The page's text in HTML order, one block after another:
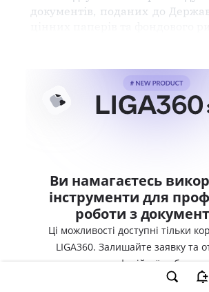
документів, поданих до
Ви намагаєтесь
інструменти для
роботи з
Ці можливості доступні тільки
LIGA360. Залишайте заявку та
доступ для професійної роботи